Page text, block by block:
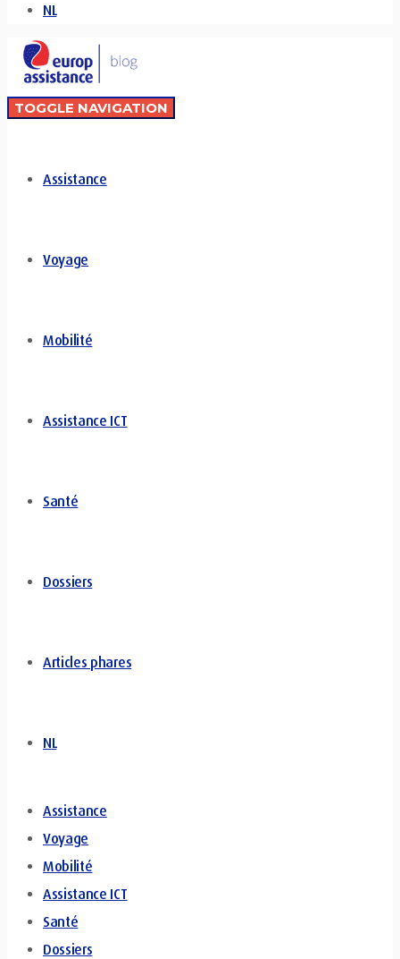
NL
TOGGLE NAVIGATION
Assistance
Voyage
Mobilité
Assistance ICT
Santé
Dossiers
Articles phares
NL
Assistance
Voyage
Mobilité
Assistance ICT
Santé
Dossiers